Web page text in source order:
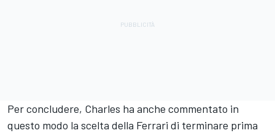
Per concludere, Charles ha anche commentato in
questo modo la scelta della Ferrari di terminare prima